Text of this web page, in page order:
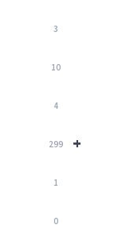
3
10
4
+
299
1
0